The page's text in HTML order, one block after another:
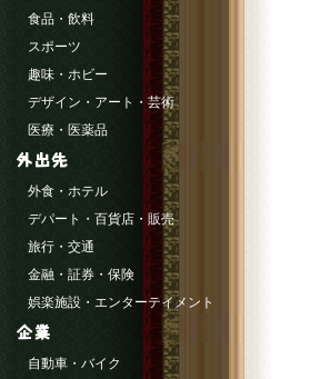
食品・飲料
スポーツ
趣味・ホビー
デザイン・アート・芸術
医療・医薬品
外食・ホテル
デパート・百貨店・販売
旅行・交通
金融・証券・保険
娯楽施設・エンターテイメント
自動車・バイク